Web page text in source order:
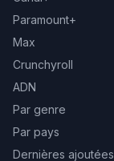
Paramount+
Max
Crunchyroll
ADN
Par genre
Par pays
Dernières ajoutées